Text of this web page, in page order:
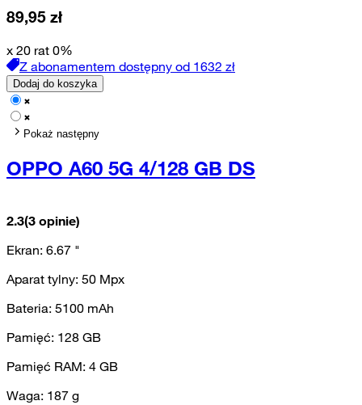
89,95 zł
x 20 rat 0%
Z abonamentem dostępny od 1632 zł
Dodaj do koszyka
Pokaż następny
OPPO A60 5G 4/128 GB DS
2.3(3 opinie)
Ekran: 6.67 "
Aparat tylny: 50 Mpx
Bateria: 5100 mAh
Pamięć: 128 GB
Pamięć RAM: 4 GB
Waga: 187 g